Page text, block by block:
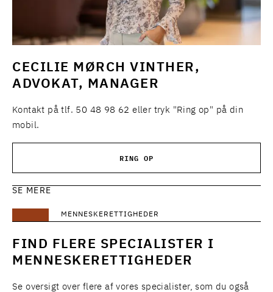
CECILIE MØRCH VINTHER,
ADVOKAT, MANAGER
Kontakt på tlf. 50 48 98 62 eller tryk "Ring op" på din
mobil.
RING OP
SE MERE
MENNESKERETTIGHEDER
FIND FLERE SPECIALISTER I
MENNESKERETTIGHEDER
Se oversigt over flere af vores specialister, som du også